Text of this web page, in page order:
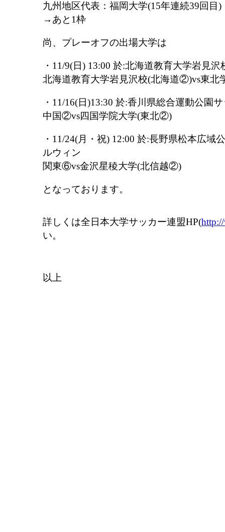
九州地区代表：福岡大学(15年連続39回目)
→あと1枠
尚、プレーオフの出場大学は
・11/9(日) 13:00 於:北海道教育大学岩見
北海道教育大学岩見沢校(北海道②)vs東北
・11/16(日)13:30 於:香川県総合運動公園
中国②vs四国学院大学(東北②)
・11/24(月・祝) 12:00 於:長野県松本広域
ルウィン
関東⑥vs金沢星稜大学(北信越②)
となっております。
詳しくは全日本大学サッカー連盟HP(
い。
以上